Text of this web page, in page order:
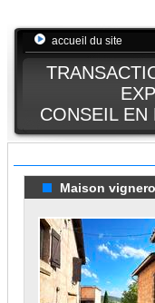
accueil du site
CONSEIL
Maison